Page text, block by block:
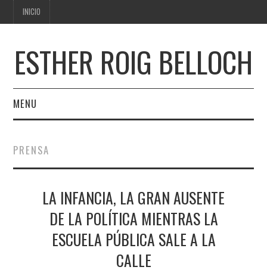
INICIO
ESTHER ROIG BELLOCH
MENU
PRENSA
LA INFANCIA, LA GRAN AUSENTE
DE LA POLÍTICA MIENTRAS LA
ESCUELA PÚBLICA SALE A LA
CALLE